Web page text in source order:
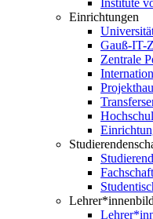
Institute
Einrichtungen
Gauß-IT-
Zentrale